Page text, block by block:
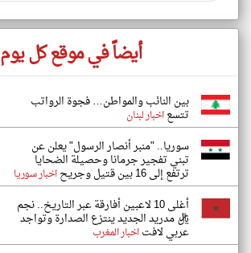
أيضاً في موقع كل يوم
بين النائب والمواطن… فجوة الرواتب
تتسعاخبار لبنان
سوريا.. "منبر أنصار الرسول" يعلن عن
تبني تفجير جرمانا وحصيلة الضحايا
ترتفع إلى 16 بين قتيل وجريح اخبار سوريا
أغلى 10 لاعبين أفارقة عبر التاريخ.. نجم
ريال مدريد الجديد ينتزع الصدارة وتواجد
عربي لافتاخبار المغرب